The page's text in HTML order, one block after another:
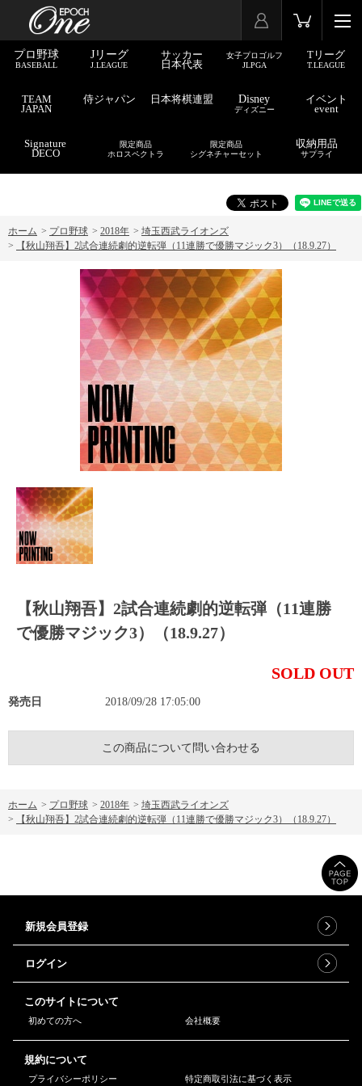
プロ野球
BASEBALL
Jリーグ
J.LEAGUE
サッカー
日本代表
女子プロゴルフ
JLPGA
Tリーグ
T.LEAGUE
TEAM
JAPAN
侍ジャパン 日本将棋連盟 Disney
ディズニー
イベント
event
Signature
DECO
限定商品
ホロスペクトラ
限定商品
シグネチャーセット
収納用品
サプライ
ホーム > プロ野球 > 2018年 > 埼玉西武ライオンズ
>
【秋山翔吾】2試合連続劇的逆転弾（11連勝で優勝マジック3）（18.9.27）
【秋山翔吾】2試合連続劇的逆転弾（11連勝
で優勝マジック3）（18.9.27）
SOLD OUT
発売日 2018/09/28 17:05:00
この商品について問い合わせる
ホーム > プロ野球 > 2018年 > 埼玉西武ライオンズ
>
【秋山翔吾】2試合連続劇的逆転弾（11連勝で優勝マジック3）（18.9.27）
新規会員登録
ログイン
このサイトについて
初めての方へ 会社概要
規約について
プライバシーポリシー 特定商取引法に基づく表示